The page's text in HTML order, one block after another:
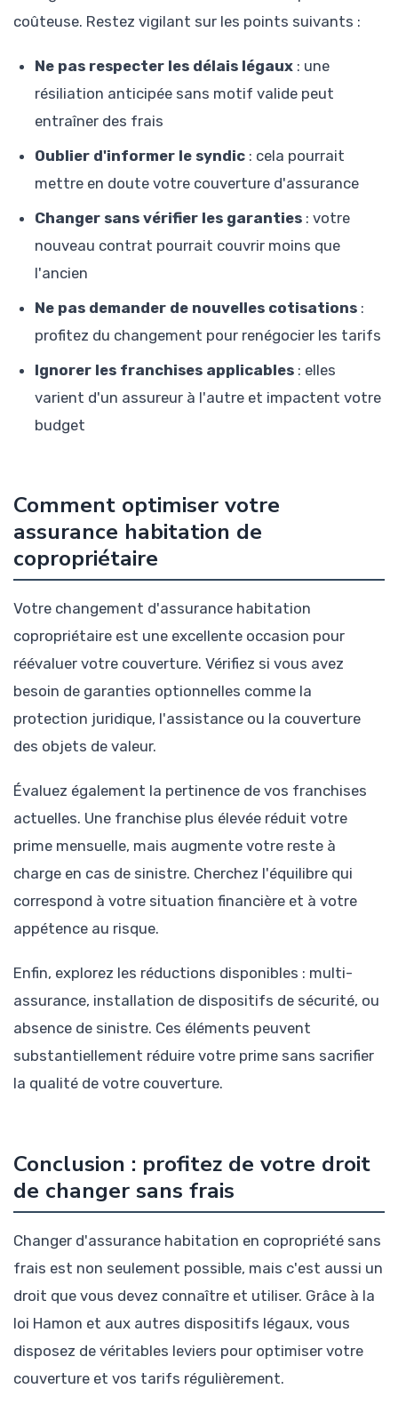
coûteuse. Restez vigilant sur les points suivants :
Ne pas respecter les délais légaux : une
résiliation anticipée sans motif valide peut
entraîner des frais
Oublier d'informer le syndic : cela pourrait
mettre en doute votre couverture d'assurance
Changer sans vérifier les garanties : votre
nouveau contrat pourrait couvrir moins que
l'ancien
Ne pas demander de nouvelles cotisations :
profitez du changement pour renégocier les tarifs
Ignorer les franchises applicables : elles
varient d'un assureur à l'autre et impactent votre
budget
Comment optimiser votre
assurance habitation de
copropriétaire
Votre changement d'assurance habitation
copropriétaire est une excellente occasion pour
réévaluer votre couverture. Vérifiez si vous avez
besoin de garanties optionnelles comme la
protection juridique, l'assistance ou la couverture
des objets de valeur.
Évaluez également la pertinence de vos franchises
actuelles. Une franchise plus élevée réduit votre
prime mensuelle, mais augmente votre reste à
charge en cas de sinistre. Cherchez l'équilibre qui
correspond à votre situation financière et à votre
appétence au risque.
Enfin, explorez les réductions disponibles : multi-
assurance, installation de dispositifs de sécurité, ou
absence de sinistre. Ces éléments peuvent
substantiellement réduire votre prime sans sacrifier
la qualité de votre couverture.
Conclusion : profitez de votre droit
de changer sans frais
Changer d'assurance habitation en copropriété sans
frais est non seulement possible, mais c'est aussi un
droit que vous devez connaître et utiliser. Grâce à la
loi Hamon et aux autres dispositifs légaux, vous
disposez de véritables leviers pour optimiser votre
couverture et vos tarifs régulièrement.